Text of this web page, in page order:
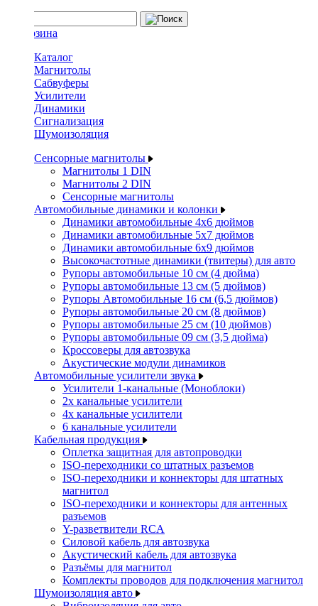
Каталог
Магнитолы
Сабвуферы
Усилители
Динамики
Сигнализация
Шумоизоляция
Сенсорные магнитолы
Магнитолы 1 DIN
Магнитолы 2 DIN
Сенсорные магнитолы
Автомобильные динамики и колонки
Динамики автомобильные 4x6 дюймов
Динамики автомобильные 5x7 дюймов
Динамики автомобильные 6x9 дюймов
Высокочастотные динамики (твитеры) для авто
Рупоры автомобильные 10 см (4 дюйма)
Рупоры автомобильные 13 см (5 дюймов)
Рупоры Автомобильные 16 см (6,5 дюймов)
Рупоры автомобильные 20 см (8 дюймов)
Рупоры автомобильные 25 см (10 дюймов)
Рупоры автомобильные 09 см (3,5 дюйма)
Кроссоверы для автозвука
Акустические модули динамиков
Автомобильные усилители звука
Усилители 1-канальные (Моноблоки)
2х канальные усилители
4х канальные усилители
6 канальные усилители
Кабельная продукция
Оплетка защитная для автопроводки
ISO-переходники со штатных разъемов
ISO-переходники и коннекторы для штатных
магнитол
ISO-переходники и коннекторы для антенных
разъемов
Y-разветвители RCA
Силовой кабель для автозвука
Акустический кабель для автозвука
Разъёмы для магнитол
Комплекты проводов для подключения магнитол
Шумоизоляция авто